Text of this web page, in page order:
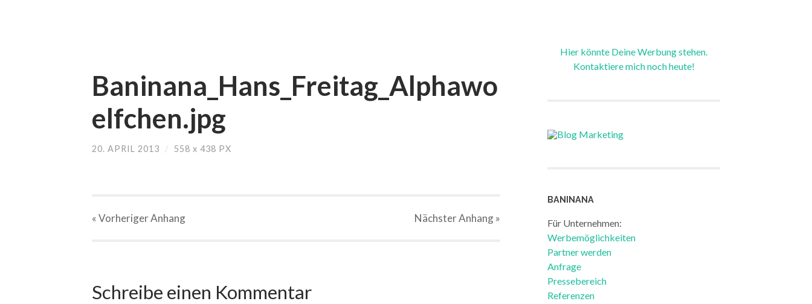
Baninana_Hans_Freitag_Alphawo
elfchen.jpg
20. APRIL 2013 / 558 x 438 PX
« VorherigerAnhang NächsterAnhang»
Schreibe einen Kommentar
Hier könnte Deine Werbung stehen.
Kontaktiere mich noch heute!
BANINANA
Für Unternehmen:
Werbemöglichkeiten
Partner werden
Anfrage
Pressebereich
Referenzen